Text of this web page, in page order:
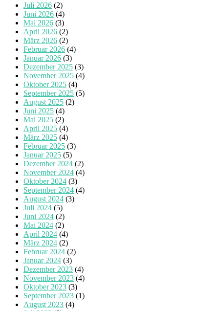
Juli 2026 (2)
Juni 2026 (4)
Mai 2026 (3)
April 2026 (2)
März 2026 (2)
Februar 2026 (4)
Januar 2026 (3)
Dezember 2025 (3)
November 2025 (4)
Oktober 2025 (4)
September 2025 (5)
August 2025 (2)
Juni 2025 (4)
Mai 2025 (2)
April 2025 (4)
März 2025 (4)
Februar 2025 (3)
Januar 2025 (5)
Dezember 2024 (2)
November 2024 (4)
Oktober 2024 (3)
September 2024 (4)
August 2024 (3)
Juli 2024 (5)
Juni 2024 (2)
Mai 2024 (2)
April 2024 (4)
März 2024 (2)
Februar 2024 (2)
Januar 2024 (3)
Dezember 2023 (4)
November 2023 (4)
Oktober 2023 (3)
September 2023 (1)
August 2023 (4)